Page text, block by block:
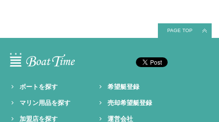
PAGE TOP
ボートを探す
マリン用品を探す
加盟店を探す
希望艇登録
売却希望艇登録
運営会社